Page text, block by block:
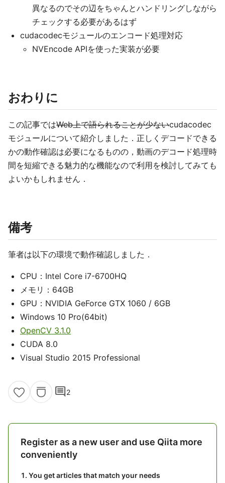
異なるのでその辺をちゃんとハンドリングしながら
チェックする必要があるはず
cudacodecモジュールのエンコード処理対応
NVEncode APIを使った実装が必要
おわりに
この記事ではWeb上で語られることが少ないcudacodec
モジュールについて紹介しました．正しくデコードできる
かの動作確認は必要になるものの，動画のデコード処理時
間を短縮できる魅力的な機能なので利用を検討してみても
よいかもしれません．
備考
筆者は以下の環境で動作確認しました．
CPU：Intel Core i7-6700HQ
メモリ：64GB
GPU：NVIDIA GeForce GTX 1060 / 6GB
Windows 10 Pro(64bit)
OpenCV 3.1.0
CUDA 8.0
Visual Studio 2015 Professional
comment2
Register as a new user and use Qiita more
conveniently
You get articles that match your needs